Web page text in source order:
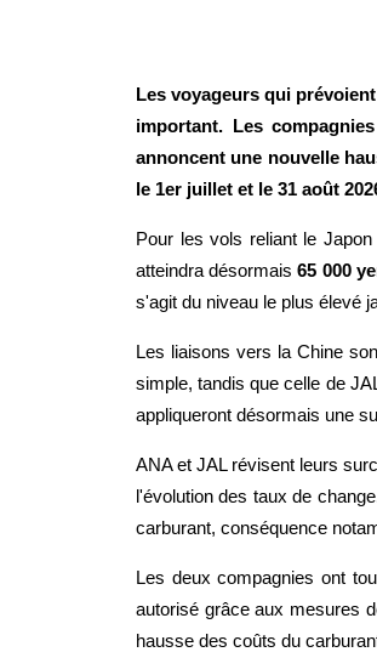
Les voyageurs qui
important. Les
annoncent une nouvelle
le 1er juillet et le 31 août
Pour les vols reliant le
atteindra désormais65 000
s'agit du niveau le plus élevé
Les liaisons vers la Chine
simple, tandis que celle de
appliqueront désormais une
ANA et JAL révisent leurs
l'évolution des taux de
carburant, conséquence
Les deux compagnies ont
autorisé grâce aux mesures
hausse des coûts du